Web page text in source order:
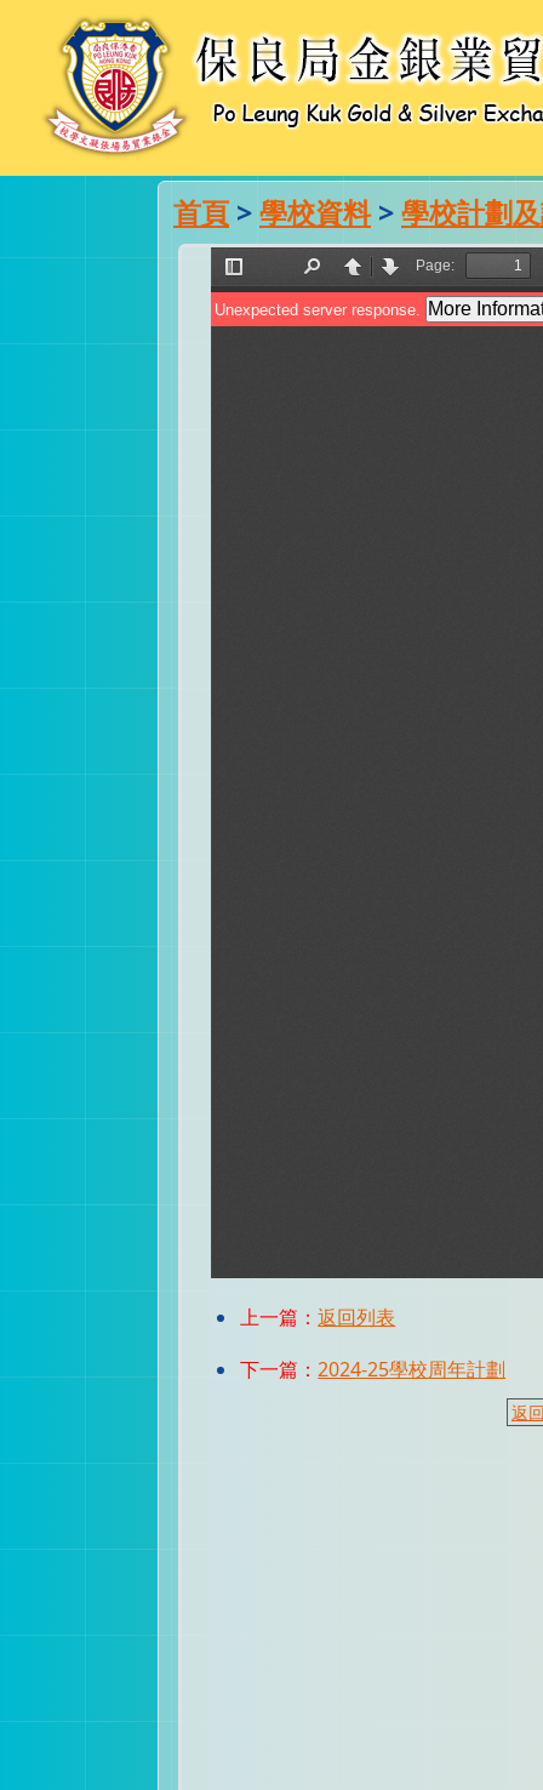
首頁 >學校資料>學校計劃
上一篇：返回列表
下一篇：2024-25學校周年計劃
返